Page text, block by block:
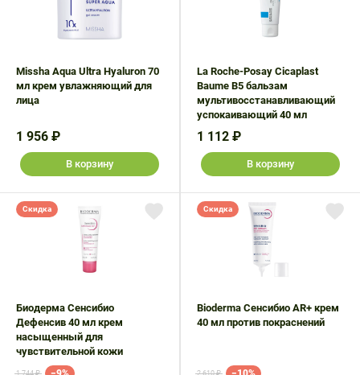
Missha Aqua Ultra Hyaluron 70
мл крем увлажняющий для
лица
1 956 ₽
В корзину
La Roche-Posay Cicaplast
Baume B5 бальзам
мультивосстанавливающий
успокаивающий 40 мл
1 112 ₽
В корзину
Скидка
Биодерма Сенсибио
Дефенсив 40 мл крем
насыщенный для
чувствительной кожи
1 744 ₽
Скидка
Bioderma Сенсибио AR+ крем
40 мл против покраснений
2 610 ₽